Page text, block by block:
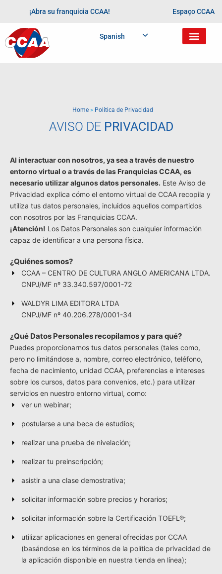
¡Abra su franquicia CCAA! Espaço CCAA
Spanish
Home > Política de Privacidad
AVISO DE PRIVACIDAD
Al interactuar con nosotros, ya sea a través de nuestro
entorno virtual o a través de las Franquicias CCAA, es
necesario utilizar algunos datos personales. Este Aviso de
Privacidad explica cómo el entorno virtual de CCAA recopila y
utiliza tus datos personales, incluidos aquellos compartidos
con nosotros por las Franquicias CCAA.
¡Atención! Los Datos Personales son cualquier información
capaz de identificar a una persona física.
¿Quiénes somos?
CCAA – CENTRO DE CULTURA ANGLO AMERICANA LTDA.
CNPJ/MF nº 33.340.597/0001-72
WALDYR LIMA EDITORA LTDA
CNPJ/MF nº 40.206.278/0001-34
¿Qué Datos Personales recopilamos y para qué?
Puedes proporcionarnos tus datos personales (tales como,
pero no limitándose a, nombre, correo electrónico, teléfono,
fecha de nacimiento, unidad CCAA, preferencias e intereses
sobre los cursos, datos para convenios, etc.) para utilizar
servicios en nuestro entorno virtual, como:
ver un webinar;
postularse a una beca de estudios;
realizar una prueba de nivelación;
realizar tu preinscripción;
asistir a una clase demostrativa;
solicitar información sobre precios y horarios;
solicitar información sobre la Certificación TOEFL®;
utilizar aplicaciones en general ofrecidas por CCAA
(basándose en los términos de la política de privacidad de
la aplicación disponible en nuestra tienda en línea);